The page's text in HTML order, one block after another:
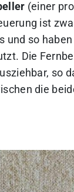
(einer
ist
und so
Die
so
die